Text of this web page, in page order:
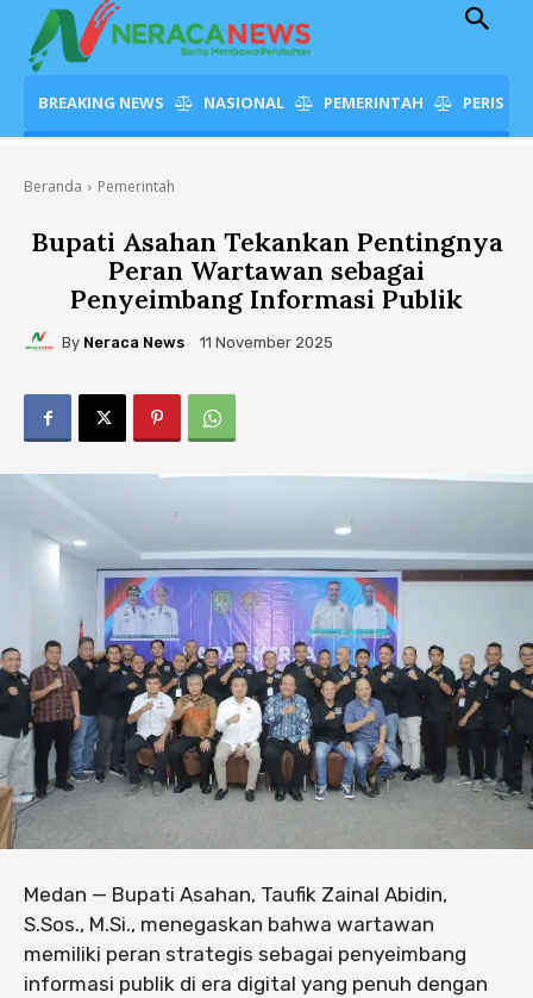
BREAKING NEWS NASIONAL PEMERINTAH
Beranda Pemerintah
Bupati Asahan Tekankan Pentingnya
Peran Wartawan sebagai
Penyeimbang Informasi Publik
By Neraca News 11 November 2025
Medan — Bupati Asahan, Taufik Zainal Abidin,
S.Sos., M.Si., menegaskan bahwa wartawan
memiliki peran strategis sebagai penyeimbang
informasi publik di era digital yang penuh dengan